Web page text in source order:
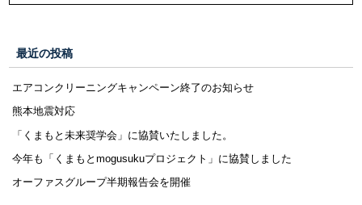
最近の投稿
エアコンクリーニングキャンペーン終了のお知らせ
熊本地震対応
「くまもと未来奨学会」に協賛いたしました。
今年も「くまもとmogusukuプロジェクト」に協賛しました
オーファスグループ半期報告会を開催